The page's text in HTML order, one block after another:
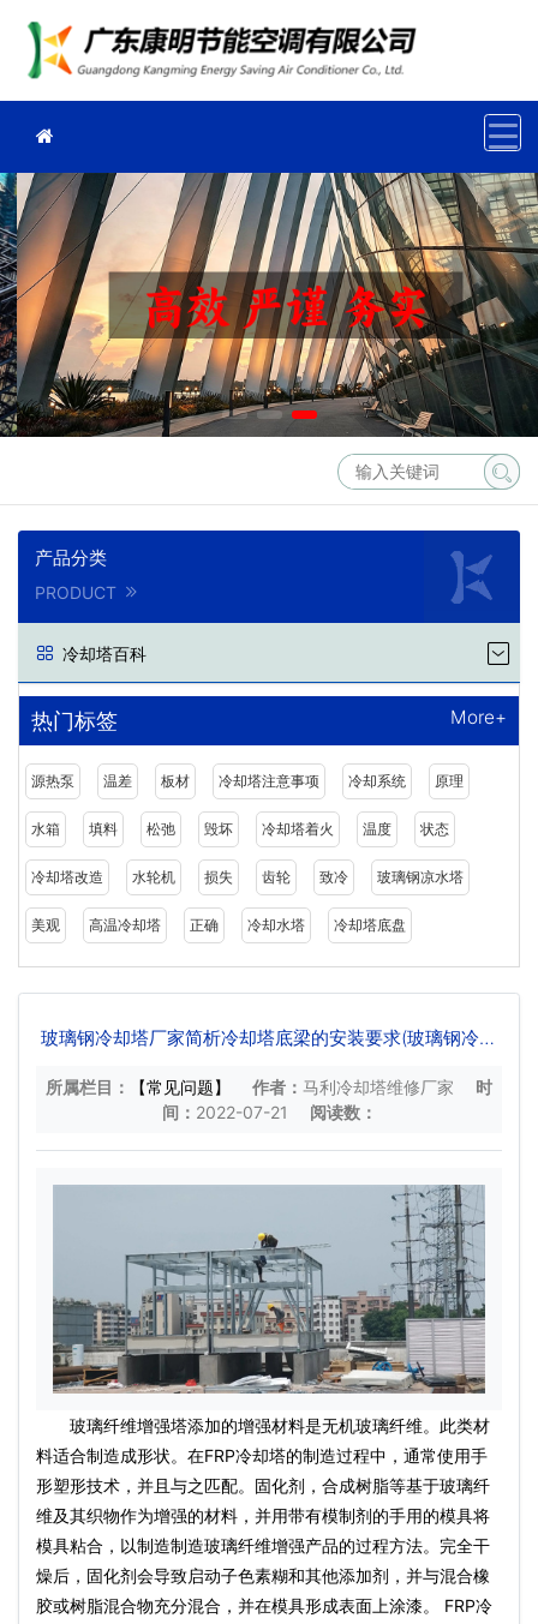
产品分类
PRODUCT
冷却塔百科
热门标签 More+
源热泵 温差 板材 冷却塔注意事项 冷却系统 原理
水箱 填料 松弛 毁坏 冷却塔着火 温度 状态
冷却塔改造 水轮机 损失 齿轮 致冷 玻璃钢凉水塔
美观 高温冷却塔 正确 冷却水塔 冷却塔底盘
玻璃钢冷却塔厂家简析冷却塔底梁的安装要求(玻璃钢冷却
所属栏目： 【常见问题】 作者： 马利冷却塔维修厂家
时
间： 2022-07-21 阅读数：
玻璃纤维增​​强塔添加的增强材料是无机玻璃纤维。此类材
料适合制造成形状。在FRP冷却塔的制造过程中，通常使用手
形塑形技术，并且与之匹配。固化剂，合成树脂等基于玻璃纤
维及其织物作为增强的材料，并用带有模制剂的手用的模具将
模具粘合，以制造制造玻璃纤维增​​强产品的过程方法。完全干
燥后，固化剂会导致启动子色素糊和其他添加剂，并与混合橡
胶或树脂混合物充分混合，并在模具形成表面上涂漆。 FRP冷